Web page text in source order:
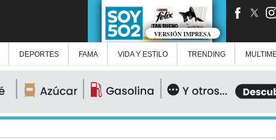
VERSIÓN IMPRESA
DEPORTES FAMA VIDA Y ESTILO TRENDING